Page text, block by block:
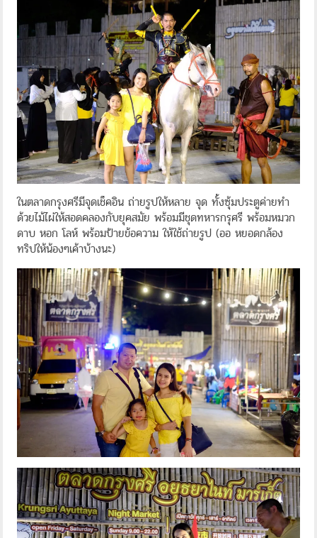
ในตลาดกรุงศรีมีจุดเช็คอิน ถ่ายรูปให้หลาย จุด ทั้งซุ้มประตูค่ายทำ
ด้วยไม้ไผ่ให้สอดคลองกับยุคสมัย พร้อมมีชุดทหารกรุศรี พร้อมหมวก
ดาบ หอก โลห์ พร้อมป้ายข้อความ ให้ใช้ถ่ายรูป (ออ หยอดกล้อง
ทริปให้น้องๆเค้าบ้างนะ)